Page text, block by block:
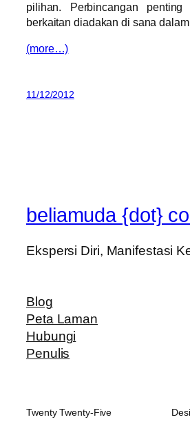
pilihan. Perbincangan penting
berkaitan diadakan di sana
(more…)
11/12/2012
beliamuda {dot}
Ekspersi Diri, Manifestasi
Blog
Peta Laman
Hubungi
Penulis
Twenty Twenty-Five